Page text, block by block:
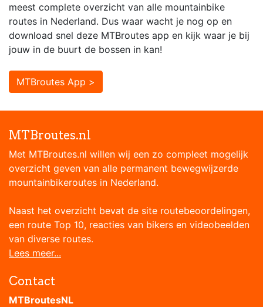
meest complete overzicht van alle mountainbike
routes in Nederland. Dus waar wacht je nog op en
download snel deze MTBroutes app en kijk waar je bij
jouw in de buurt de bossen in kan!
MTBroutes App >
MTBroutes.nl
Met MTBroutes.nl willen wij een zo compleet mogelijk
overzicht geven van alle permanent bewegwijzerde
mountainbikeroutes in Nederland.
Naast het overzicht bevat de site routebeoordelingen,
een route Top 10, reacties van bikers en videobeelden
van diverse routes.
Lees meer...
Contact
MTBroutesNL